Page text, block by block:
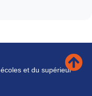
et du supérieur